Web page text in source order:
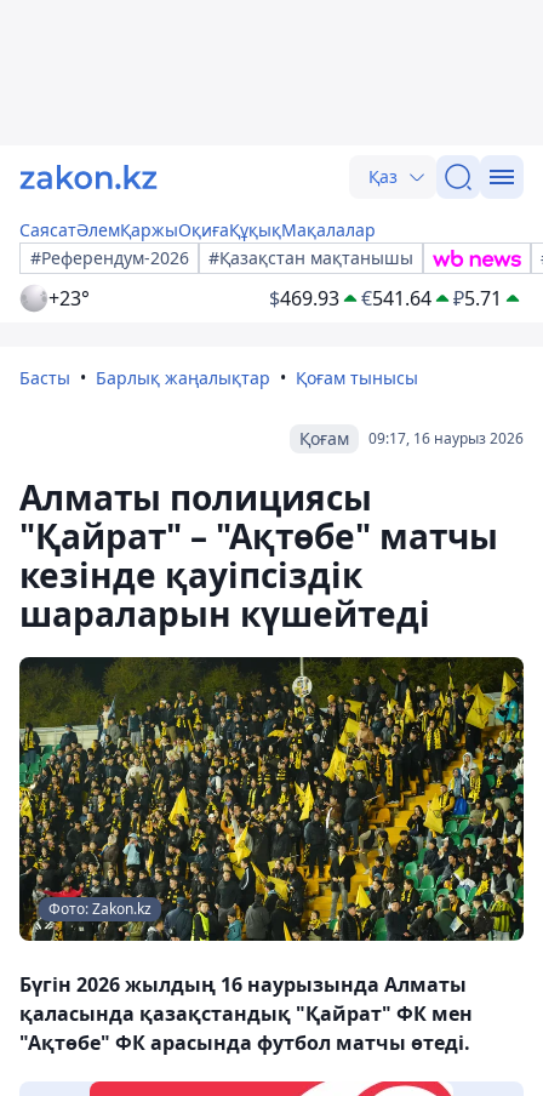
Қаз
СаясатӘлемҚаржыОқиғаҚұқықМақалалар
#Референдум-2026
#Қазақстан мақтанышы
+23° $469.93 €541.64 ₽5.71
Басты Барлық жаңалықтар Қоғам тынысы
09:17, 16 наурыз 2026
Қоғам
Алматы полициясы
"Қайрат" – "Ақтөбе" матчы
кезінде қауіпсіздік
шараларын күшейтеді
Фото: Zakon.kz
Бүгін 2026 жылдың 16 наурызында Алматы
қаласында қазақстандық "Қайрат" ФК мен
"Ақтөбе" ФК арасында футбол матчы өтеді.